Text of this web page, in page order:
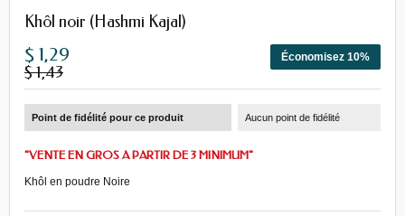
Khôl noir (Hashmi Kajal)
Économisez 10%
$ 1,29
$ 1,43
Point de fidélité pour ce produit Aucun point de fidélité
"VENTE EN GROS A PARTIR DE 3 MINIMUM"
Khôl en poudre Noire